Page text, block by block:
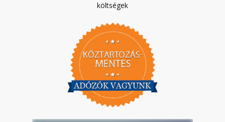
költségek